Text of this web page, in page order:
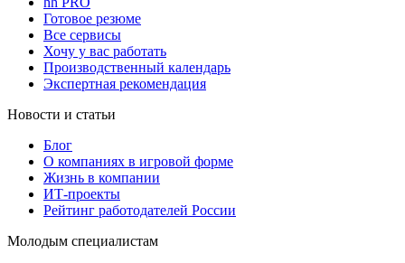
Готовое резюме
Все сервисы
Хочу у вас работать
Производственный календарь
Экспертная рекомендация
Новости и статьи
Блог
О компаниях в игровой форме
Жизнь в компании
ИТ-проекты
Рейтинг работодателей России
Молодым специалистам